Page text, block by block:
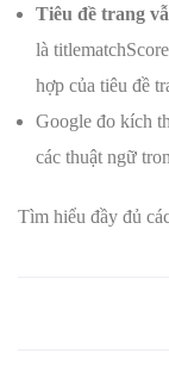
Tiêu đề trang
là
hợp của tiêu đề
Google đo kích
các thuật ngữ
Tìm hiểu đầy đủ